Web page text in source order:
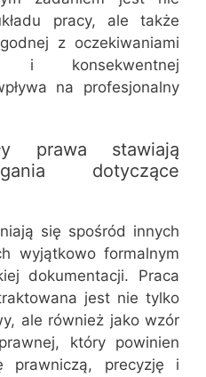
pracy, ale także
z oczekiwaniami
i konsekwentnej
na profesjonalny
prawa stawiają
dotyczące
się spośród innych
wyjątkowo formalnym
dokumentacji. Praca
jest nie tylko
ale również jako wzór
który powinien
prawniczą, precyzję i